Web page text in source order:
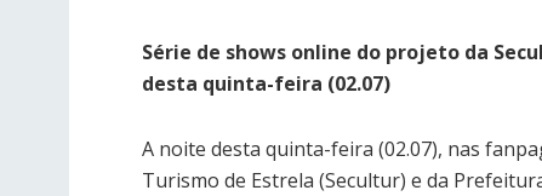
Série de shows online do projeto da
desta quinta-feira (02.07)
A noite desta quinta-feira (02.07), nas
Turismo de Estrela (Secultur) e da